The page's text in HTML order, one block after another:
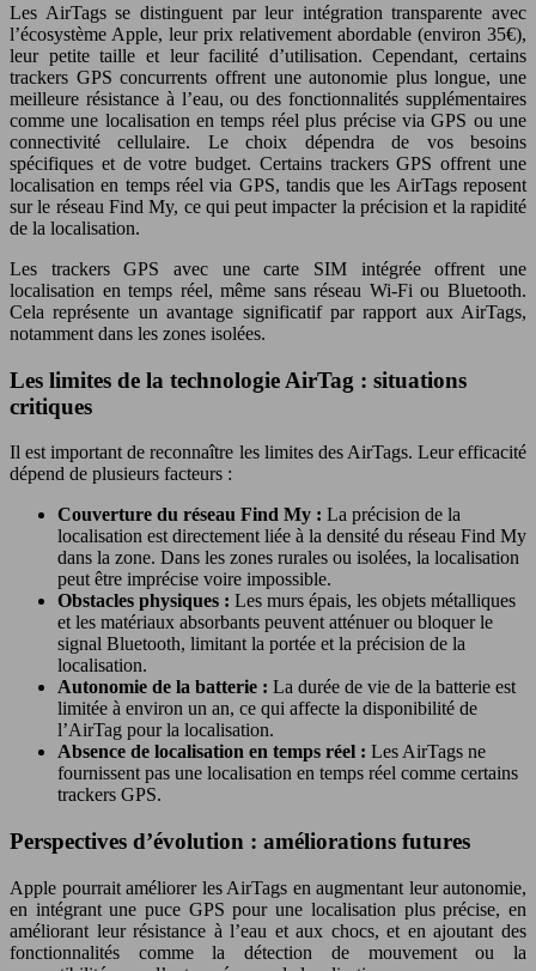
Les AirTags se distinguent par leur intégration transparente avec
l’écosystème Apple, leur prix relativement abordable (environ 35€),
leur petite taille et leur facilité d’utilisation. Cependant, certains
trackers GPS concurrents offrent une autonomie plus longue, une
meilleure résistance à l’eau, ou des fonctionnalités supplémentaires
comme une localisation en temps réel plus précise via GPS ou une
connectivité cellulaire. Le choix dépendra de vos besoins
spécifiques et de votre budget. Certains trackers GPS offrent une
localisation en temps réel via GPS, tandis que les AirTags reposent
sur le réseau Find My, ce qui peut impacter la précision et la rapidité
de la localisation.
Les trackers GPS avec une carte SIM intégrée offrent une
localisation en temps réel, même sans réseau Wi-Fi ou Bluetooth.
Cela représente un avantage significatif par rapport aux AirTags,
notamment dans les zones isolées.
Les limites de la technologie AirTag : situations
critiques
Il est important de reconnaître les limites des AirTags. Leur efficacité
dépend de plusieurs facteurs :
Couverture du réseau Find My : La précision de la
localisation est directement liée à la densité du réseau Find My
dans la zone. Dans les zones rurales ou isolées, la localisation
peut être imprécise voire impossible.
Obstacles physiques : Les murs épais, les objets métalliques
et les matériaux absorbants peuvent atténuer ou bloquer le
signal Bluetooth, limitant la portée et la précision de la
localisation.
Autonomie de la batterie : La durée de vie de la batterie est
limitée à environ un an, ce qui affecte la disponibilité de
l’AirTag pour la localisation.
Absence de localisation en temps réel : Les AirTags ne
fournissent pas une localisation en temps réel comme certains
trackers GPS.
Perspectives d’évolution : améliorations futures
Apple pourrait améliorer les AirTags en augmentant leur autonomie,
en intégrant une puce GPS pour une localisation plus précise, en
améliorant leur résistance à l’eau et aux chocs, et en ajoutant des
fonctionnalités comme la détection de mouvement ou la